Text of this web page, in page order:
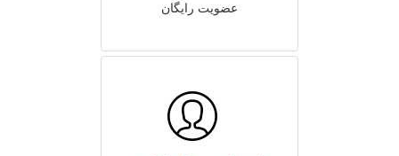
عضویت رایگان